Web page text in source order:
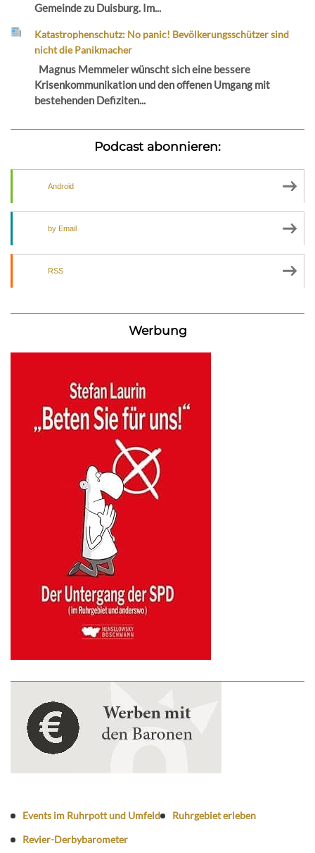
Gemeinde zu Duisburg. Im...
Katastrophenschutz: No panic! Bevölkerungsschützer sind
nicht die Panikmacher
Magnus Memmeler wünscht sich eine bessere
Krisenkommunikation und den offenen Umgang mit
bestehenden Defiziten...
Podcast abonnieren:
Android
by Email
RSS
Werbung
Events im Ruhrpott und Umfeld
Ruhrgebiet erleben
Revier-Derbybarometer